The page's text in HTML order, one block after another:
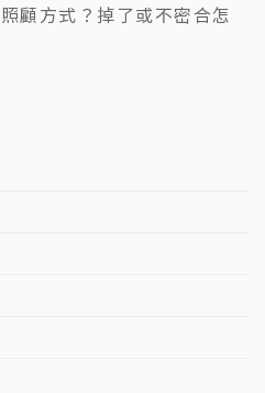
顧方式？掉了或不密合怎